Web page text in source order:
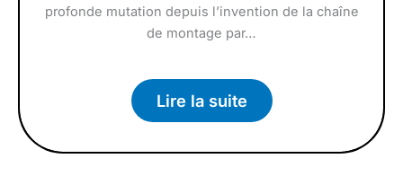
profonde mutation depuis l’invention de la chaîne
de montage par…
Lire la suite